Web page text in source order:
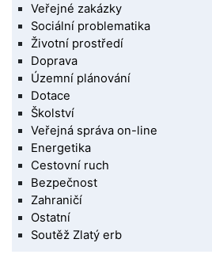
Veřejné zakázky
Sociální problematika
Životní prostředí
Doprava
Územní plánování
Dotace
Školství
Veřejná správa on-line
Energetika
Cestovní ruch
Bezpečnost
Zahraničí
Ostatní
Soutěž Zlatý erb